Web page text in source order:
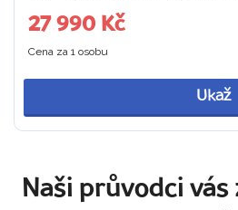
27 990 Kč
Cena za 1 osobu
Ukaž
Naši průvodci vás